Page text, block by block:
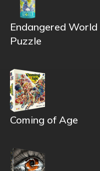
Endangered
Puzzle
Coming of Age